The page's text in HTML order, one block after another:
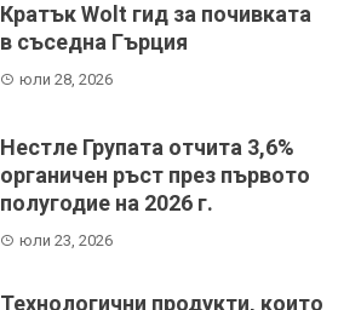
Кратък Wolt гид за почивката
в съседна Гърция
юли 28, 2026
Нестле Групата отчита 3,6%
органичен ръст през първото
полугодие на 2026 г.
юли 23, 2026
Технологични продукти, които